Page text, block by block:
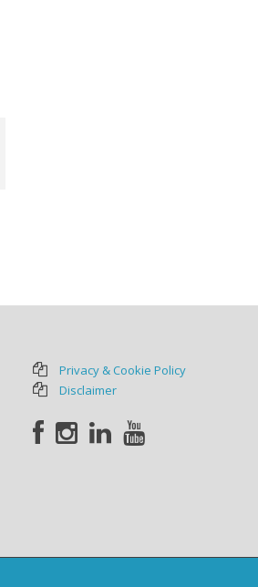
Privacy & Cookie Policy
Disclaimer